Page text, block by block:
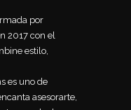
por
2017 con el
estilo,
es uno de
asesorarte,